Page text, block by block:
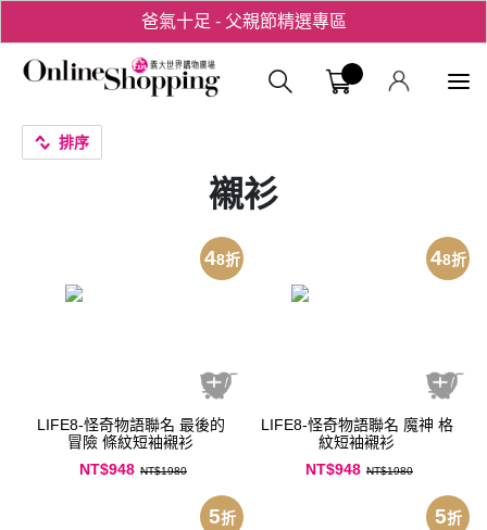
爸氣十足 - 父親節精選專區
用心愛你！七夕星選禮遇！義大購物
排序
襯衫
LIFE8-怪奇物語聯名 最後的
冒險 條紋短袖襯衫
NT$948 NT$1980
48折
LIFE8-怪奇物語聯名 魔神 格
紋短袖襯衫
NT$948 NT$1980
48折
5折 5折